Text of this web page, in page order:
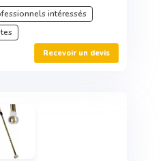
intéressés
Recevoir un devis